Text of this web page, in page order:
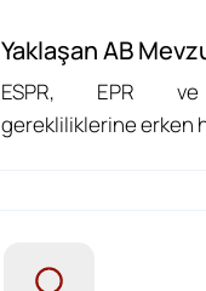
Yaklaşan AB
ESPR, EPR
gerekliliklerine erken